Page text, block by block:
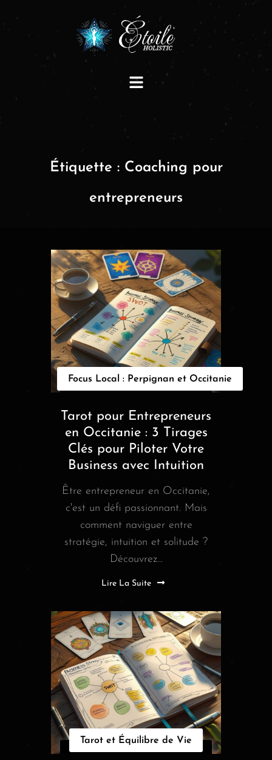
Étiquette : Coaching pour
entrepreneurs
Focus Local : Perpignan et Occitanie
Tarot pour Entrepreneurs
en Occitanie : 3 Tirages
Clés pour Piloter Votre
Business avec Intuition
Être entrepreneur en Occitanie,
c'est un défi passionnant. Mais
comment naviguer entre
stratégie, intuition et solitude ?
Découvrez...
Lire La Suite
Tarot et Équilibre de Vie